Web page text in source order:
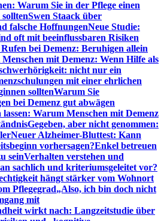
Warum Sie in der Pflege einen
Swen Staack über
falsche HoffnungenNeue Studie:
oft mit beeinflussbaren Risiken
bei Demenz: Beruhigen allein
mit Demenz: Wenn Hilfe als
nicht nur ein
mit einer ehrlichen
solltenWarum Sie
bei Demenz gut abwägen
Warum Menschen mit Demenz
Gegeben, aber nicht genommen:
Neuer Alzheimer-Bluttest: Kann
vorhersagen?Enkel betreuen
seinVerhalten verstehen und
sachlich und kriteriumsgeleitet vor?
hängt stärker vom Wohnort
Pflegegrad„Also, ich bin doch nicht
mit
wirkt nach: Langzeitstudie über